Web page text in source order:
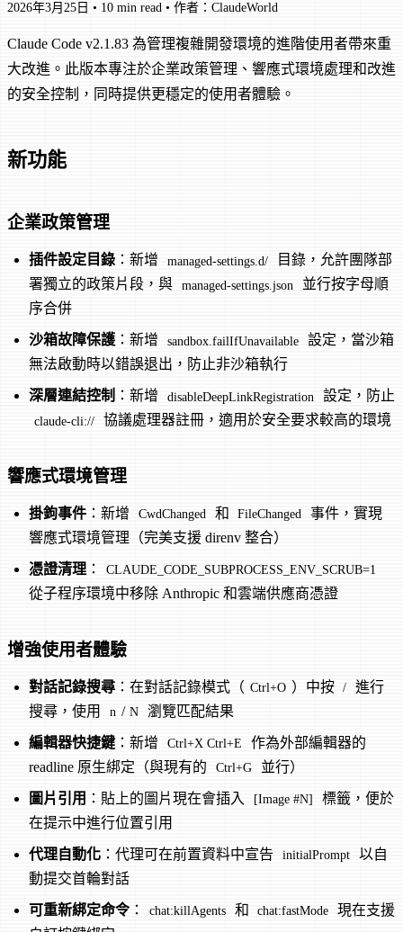
2026年3月25日 • 10 min read • 作者：ClaudeWorld
Claude Code v2.1.83 為管理複雜開發環境的進階使用者帶來重
大改進。此版本專注於企業政策管理、響應式環境處理和改進
的安全控制，同時提供更穩定的使用者體驗。
新功能
企業政策管理
插件設定目錄 ：新增 managed-settings.d/
目錄，允許團隊部
署獨立的政策片段，與
managed-settings.json
並行按字母順
序合併
沙箱故障保護 ：新增 sandbox.failIfUnavailable
設定，當沙箱
無法啟動時以錯誤退出，防止非沙箱執行
深層連結控制 ：新增 disableDeepLinkRegistration 設定，防止
claude-cli:// 協議處理器註冊，適用於安全要求較高的環境
響應式環境管理
掛鉤事件 ：新增 CwdChanged 和 FileChanged
事件，實現
響應式環境管理（完美支援 direnv 整合）
憑證清理 ： CLAUDE_CODE_SUBPROCESS_ENV_SCRUB=1
從子程序環境中移除 Anthropic 和雲端供應商憑證
增強使用者體驗
對話記錄搜尋 ：在對話記錄模式（ Ctrl+O ）中按 /
進行
搜尋，使用
n / N 瀏覽匹配結果
編輯器快捷鍵 ：新增 Ctrl+X Ctrl+E
作為外部編輯器的
readline 原生綁定（與現有的
Ctrl+G 並行）
圖片引用 ：貼上的圖片現在會插入 [Image #N]
標籤，便於
在提示中進行位置引用
代理自動化 ：代理可在前置資料中宣告 initialPrompt
以自
動提交首輪對話
可重新綁定命令 ： chat:killAgents 和 chat:fastMode
現在支援